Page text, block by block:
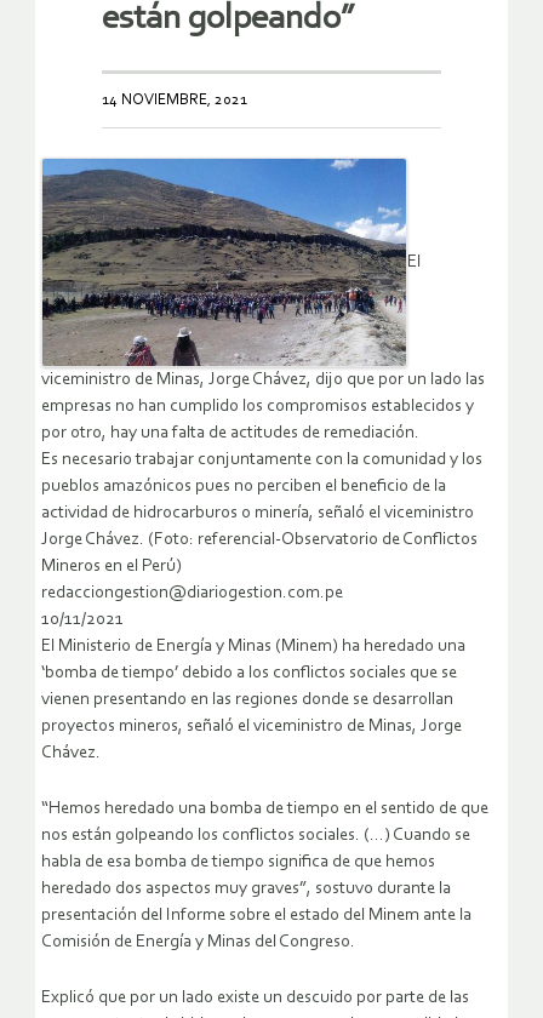
están golpeando”
14 NOVIEMBRE, 2021
El
viceministro de Minas, Jorge Chávez, dijo que por un lado las
empresas no han cumplido los compromisos establecidos y
por otro, hay una falta de actitudes de remediación.
Es necesario trabajar conjuntamente con la comunidad y los
pueblos amazónicos pues no perciben el beneficio de la
actividad de hidrocarburos o minería, señaló el viceministro
Jorge Chávez. (Foto: referencial-Observatorio de Conflictos
Mineros en el Perú)
redacciongestion@diariogestion.com.pe
10/11/2021
El Ministerio de Energía y Minas (Minem) ha heredado una
‘bomba de tiempo’ debido a los conflictos sociales que se
vienen presentando en las regiones donde se desarrollan
proyectos mineros, señaló el viceministro de Minas, Jorge
Chávez.
“Hemos heredado una bomba de tiempo en el sentido de que
nos están golpeando los conflictos sociales. (…) Cuando se
habla de esa bomba de tiempo significa de que hemos
heredado dos aspectos muy graves”, sostuvo durante la
presentación del Informe sobre el estado del Minem ante la
Comisión de Energía y Minas del Congreso.
Explicó que por un lado existe un descuido por parte de las